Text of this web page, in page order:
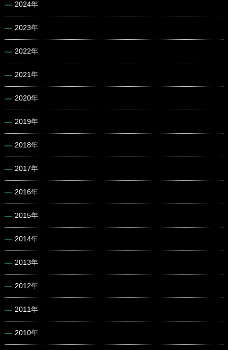
2024年
2023年
2022年
2021年
2020年
2019年
2018年
2017年
2016年
2015年
2014年
2013年
2012年
2011年
2010年